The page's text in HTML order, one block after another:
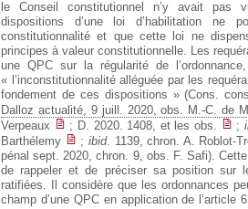
le Conseil constitutionnel n’y avait pas
dispositions d’une loi d’habilitation ne
constitutionnalité et que cette loi ne
principes à valeur constitutionnelle. Les
une QPC sur la régularité de
« l’inconstitutionnalité alléguée par les
fondement de ces dispositions » (Cons.
Dalloz actualité, 9 juill. 2020, obs. M.-C. de
Verpeaux
; D. 2020. 1408, et les obs. ;
Barthélemy
; ibid. 1139, chron. A. Roblot-
pénal sept. 2020, chron. 9, obs. F. Safi).
de rappeler et de préciser sa position sur
ratifiées. Il considère que les ordonnances
champ d’une QPC en application de